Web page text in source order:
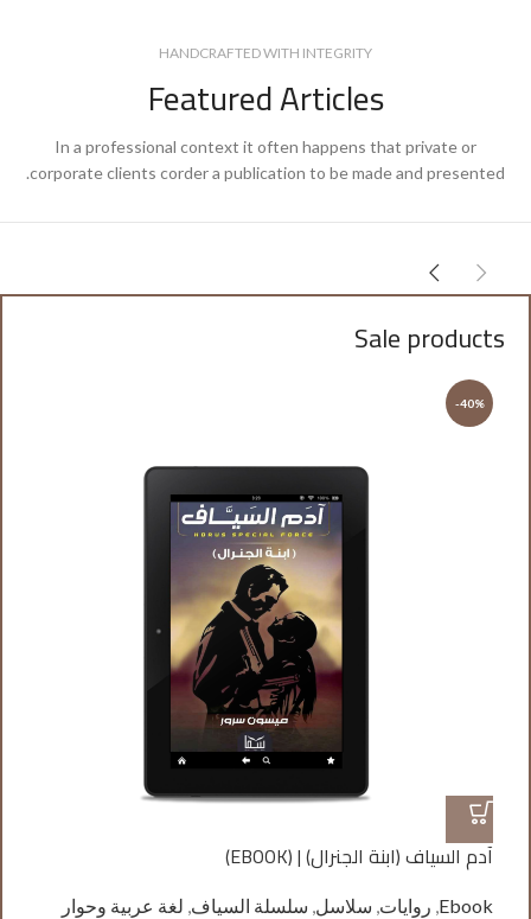
HANDCRAFTED WITH INTEGRITY
Featured Articles
In a professional context it often happens that private or
corporate clients corder a publication to be made and presented.
Sale products
-40%
آدم السياف (ابنة الجنرال) | (EBOOK)
Ebook
, روايات, سلاسل, سلسلة السياف, لغة عربية وحوار